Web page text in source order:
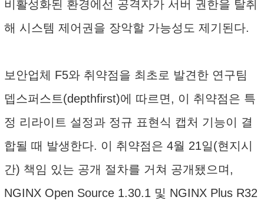
비활성화된 환경에선 공격자가 서버 권한을 탈취
해 시스템 제어권을 장악할 가능성도 제기된다.
보안업체 F5와 취약점을 최초로 발견한 연구팀
뎁스퍼스트(depthfirst)에 따르면, 이 취약점은 특
정 리라이트 설정과 정규 표현식 캡처 기능이 결
합될 때 발생한다. 이 취약점은 4월 21일(현지시
간) 책임 있는 공개 절차를 거쳐 공개됐으며,
NGINX Open Source 1.30.1 및 NGINX Plus R32